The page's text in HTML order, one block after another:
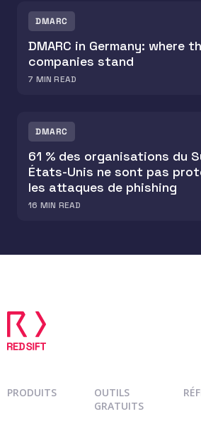
DMARC
DMARC in Germany: where
companies stand
7 MIN READ
DMARC
61 % des organisations du
États-Unis ne sont pas
les attaques de phishing
16 MIN READ
PRODUITS
OUTILS
GRATUITS